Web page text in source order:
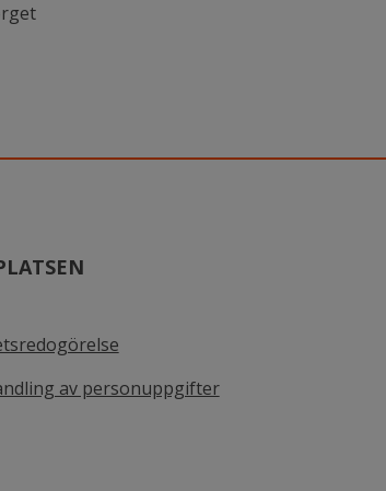
av personuppgifter